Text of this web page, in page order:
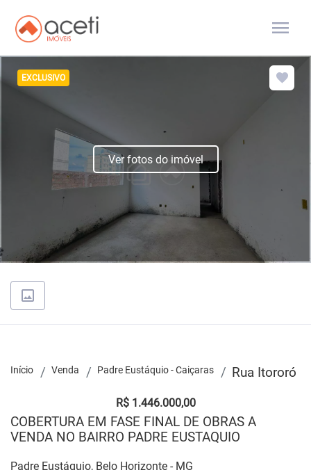
menu
EXCLUSIVO
Ver fotos do imóvel
Início Venda Padre Eustáquio - Caiçaras Rua Itororó
R$ 1.446.000,00
COBERTURA EM FASE FINAL DE OBRAS A
VENDA NO BAIRRO PADRE EUSTAQUIO
Padre Eustáquio, Belo Horizonte - MG